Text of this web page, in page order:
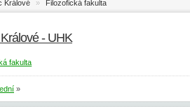
Králové » Filozofická fakulta
- UHK
fakulta
»